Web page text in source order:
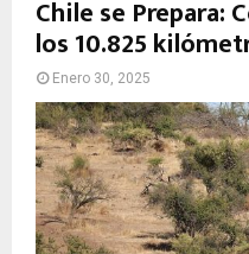
M
A
R
Y
Chile se Prepara:
los 10.825
Enero 30, 2025